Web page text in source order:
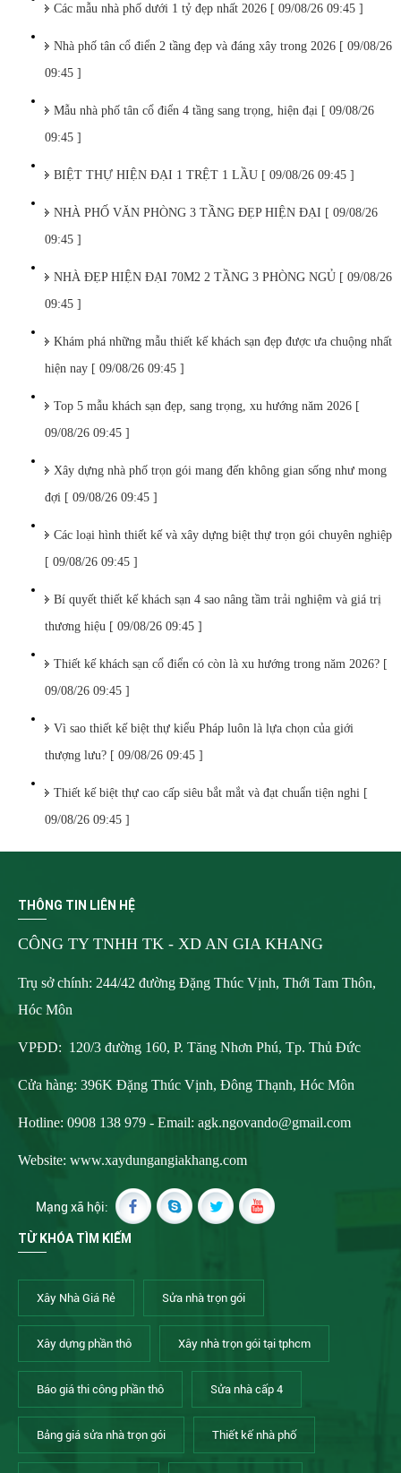
Các mẫu nhà phố dưới 1 tỷ đẹp nhất 2026 [ 09/08/26 09:45 ]
Nhà phố tân cổ điển 2 tầng đẹp và đáng xây trong 2026 [ 09/08/26
09:45 ]
Mẫu nhà phố tân cổ điển 4 tầng sang trọng, hiện đại [ 09/08/26
09:45 ]
BIỆT THỰ HIỆN ĐẠI 1 TRỆT 1 LẦU [ 09/08/26 09:45 ]
NHÀ PHỐ VĂN PHÒNG 3 TẦNG ĐẸP HIỆN ĐẠI [ 09/08/26
09:45 ]
NHÀ ĐẸP HIỆN ĐẠI 70M2 2 TẦNG 3 PHÒNG NGỦ [ 09/08/26
09:45 ]
Khám phá những mẫu thiết kế khách sạn đẹp được ưa chuộng nhất
hiện nay [ 09/08/26 09:45 ]
Top 5 mẫu khách sạn đẹp, sang trọng, xu hướng năm 2026 [
09/08/26 09:45 ]
Xây dựng nhà phố trọn gói mang đến không gian sống như mong
đợi [ 09/08/26 09:45 ]
Các loại hình thiết kế và xây dựng biệt thự trọn gói chuyên nghiệp
[ 09/08/26 09:45 ]
Bí quyết thiết kế khách sạn 4 sao nâng tầm trải nghiệm và giá trị
thương hiệu [ 09/08/26 09:45 ]
Thiết kế khách sạn cổ điển có còn là xu hướng trong năm 2026? [
09/08/26 09:45 ]
Vì sao thiết kế biệt thự kiểu Pháp luôn là lựa chọn của giới
thượng lưu? [ 09/08/26 09:45 ]
Thiết kế biệt thự cao cấp siêu bắt mắt và đạt chuẩn tiện nghi [
09/08/26 09:45 ]
THÔNG TIN LIÊN HỆ
CÔNG TY TNHH TK - XD AN GIA KHANG
Trụ sở chính: 244/42 đường Đặng Thúc Vịnh, Thới Tam Thôn,
Hóc Môn
VPĐD: 120/3 đường 160, P. Tăng Nhơn Phú, Tp. Thủ Đức
Cửa hàng: 396K Đặng Thúc Vịnh, Đông Thạnh, Hóc Môn
Hotline: 0908 138 979 - Email: agk.ngovando@gmail.com
Website: www.xaydungangiakhang.com
Mạng xã hội:
TỪ KHÓA TÌM KIẾM
Xây Nhà Giá Rẻ Sửa nhà trọn gói
Xây dựng phần thô Xây nhà trọn gói tại tphcm
Báo giá thi công phần thô Sửa nhà cấp 4
Bảng giá sửa nhà trọn gói Thiết kế nhà phố